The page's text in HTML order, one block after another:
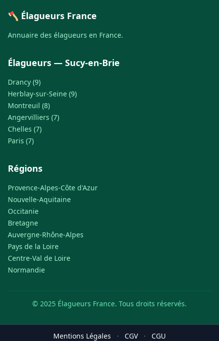
🪓 Élagueurs France
Annuaire des élagueurs en France.
Élagueurs — Sucy-en-Brie
Drancy (9)
Herblay-sur-Seine (9)
Montreuil (8)
Angervilliers (7)
Chelles (7)
Paris (7)
Régions
Provence-Alpes-Côte d'Azur
Nouvelle-Aquitaine
Occitanie
Bretagne
Auvergne-Rhône-Alpes
Pays de la Loire
Centre-Val de Loire
Normandie
© 2025 Élagueurs France. Tous droits réservés.
Mentions Légales · CGV · CGU